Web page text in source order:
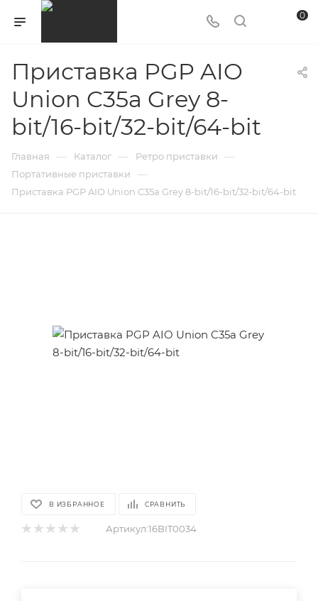
0
Приставка PGP AIO
Union C35a Grey 8-
bit/16-bit/32-bit/64-bit
Главная — Каталог — Ретро приставки —
Портативные приставки —
Приставка PGP AIO Union C35a Grey 8-bit/16-bit/32-bit/64-bit
В ИЗБРАННОЕ СРАВНИТЬ
Артикул:16BIT0034